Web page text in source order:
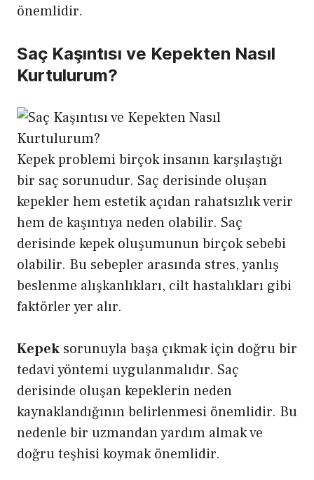
önemlidir.
Saç Kaşıntısı ve Kepekten Nasıl
Kurtulurum?
Kepek problemi birçok insanın karşılaştığı
bir saç sorunudur. Saç derisinde oluşan
kepekler hem estetik açıdan rahatsızlık verir
hem de kaşıntıya neden olabilir. Saç
derisinde kepek oluşumunun birçok sebebi
olabilir. Bu sebepler arasında stres, yanlış
beslenme alışkanlıkları, cilt hastalıkları gibi
faktörler yer alır.
Kepek sorunuyla başa çıkmak için doğru bir
tedavi yöntemi uygulanmalıdır. Saç
derisinde oluşan kepeklerin neden
kaynaklandığının belirlenmesi önemlidir. Bu
nedenle bir uzmandan yardım almak ve
doğru teşhisi koymak önemlidir.